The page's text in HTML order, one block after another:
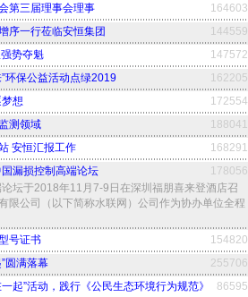
第三届理事会理事
164603
序一行莅临安恒集团
144559
势夺魁
147572
环保公益活动点绿2019
162205
想
172554
测领域
188041
安恒汇报工作
168291
漏损控制高端论坛
178056
坛于2018年11月7-9日在深圳福朋喜来登酒店召
限公司（以下简称水联网）公司作为协办单位全程
号证书
154820
圆满落幕
255706
起”活动，践行《公民生态环境行为规范》
86595